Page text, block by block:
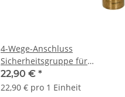
4-Wege-Anschluss
Sicherheitsgruppe für
Solarstation 3/8" IG, 1/2" AG, 3/4"
AG, 3/4" ÜWM
22,90 € *
22,90 € pro 1 Einheit